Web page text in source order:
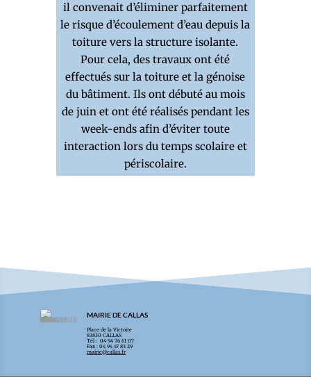
il convenait d’éliminer parfaitement
le risque d’écoulement d’eau depuis la
toiture vers la structure isolante.
Pour cela, des travaux ont été
effectués sur la toiture et la génoise
du bâtiment. Ils ont débuté au mois
de juin et ont été réalisés pendant les
week-ends afin d’éviter toute
interaction lors du temps scolaire et
périscolaire.
MAIRIE DE CALLAS
Place de la Victoire
83830 CALLAS
Tél : 04 94 76 61 07
Fax : 04 94 47 83 29
mairie@callas.fr